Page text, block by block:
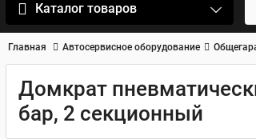
Каталог товаров
Главная Автосервисное оборудование
Домкрат
бар, 2 секционный